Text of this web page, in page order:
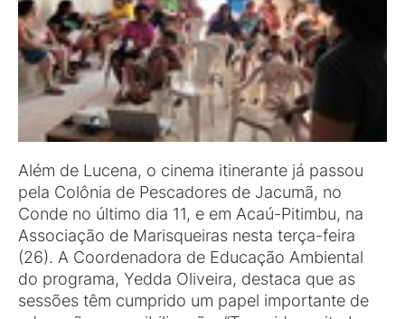
Além de Lucena, o cinema itinerante já passou
pela Colônia de Pescadores de Jacumã, no
Conde no último dia 11, e em Acaú-Pitimbu, na
Associação de Marisqueiras nesta terça-feira
(26). A Coordenadora de Educação Ambiental
do programa, Yedda Oliveira, destaca que as
sessões têm cumprido um papel importante de